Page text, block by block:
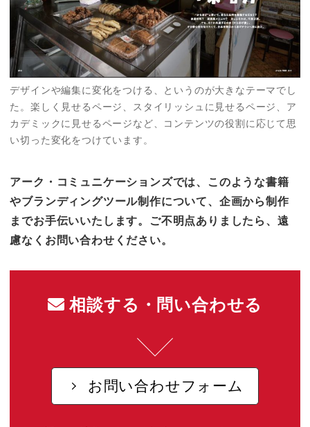
デザインや編集に変化をつける、というのが大きなテーマでし
た。楽しく見せるページ、スタイリッシュに見せるページ、ア
カデミックに見せるページなど、コンテンツの役割に応じて思
い切った変化をつけています。
アーク・コミュニケーションズでは、このような書籍
やブランディングツール制作について、企画から制作
までお手伝いいたします。ご不明点ありましたら、遠
慮なくお問い合わせください。
相談する・問い合わせる
お問い合わせフォーム